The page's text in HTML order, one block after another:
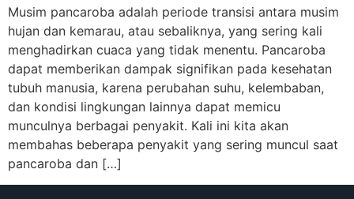
Musim pancaroba adalah periode transisi antara musim
hujan dan kemarau, atau sebaliknya, yang sering kali
menghadirkan cuaca yang tidak menentu. Pancaroba
dapat memberikan dampak signifikan pada kesehatan
tubuh manusia, karena perubahan suhu, kelembaban,
dan kondisi lingkungan lainnya dapat memicu
munculnya berbagai penyakit. Kali ini kita akan
membahas beberapa penyakit yang sering muncul saat
pancaroba dan […]